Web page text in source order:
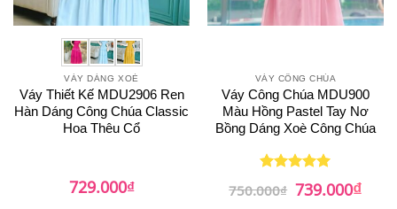
VÁY DÁNG XOÈ
Váy Thiết Kế MDU2906 Ren
Hàn Dáng Công Chúa Classic
Hoa Thêu Cổ
729.000₫
VÁY CÔNG CHÚA
Váy Công Chúa MDU900
Màu Hồng Pastel Tay Nơ
Bồng Dáng Xoè Công Chúa
Được xếp
hạng
55
750.000₫ Giá
gốc
739.000₫Giá
hiện